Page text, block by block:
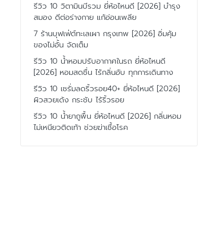
รีวิว 10 วิตามินบีรวม ยี่ห้อไหนดี [2026] บำรุง
สมอง ดีต่อร่างกาย แก้อ่อนเพลีย
7 ร้านบุฟเฟ่ต์ทะเลเผา กรุงเทพ [2026] อิ่มคุ้ม
ของไม่อั้น จัดเต็ม
รีวิว 10 น้ำหอมปรับอากาศในรถ ยี่ห้อไหนดี
[2026] หอมสดชื่น ไร้กลิ่นอับ ทุกการเดินทาง
รีวิว 10 เซรั่มลดริ้วรอย40+ ยี่ห้อไหนดี [2026]
ผิวสวยเด้ง กระชับ ไร้ริ้วรอย
รีวิว 10 น้ำยาถูพื้น ยี่ห้อไหนดี [2026] กลิ่นหอม
ไม่เหนียวติดเท้า ช่วยฆ่าเชื้อโรค